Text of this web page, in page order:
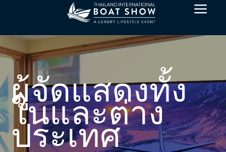
a
ผู้จัดแสดงทั้ง
ในและต่าง
ประเทศ